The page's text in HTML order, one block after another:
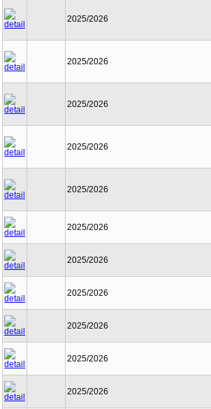
2025/2026
2025/2026
2025/2026
2025/2026
2025/2026
2025/2026
2025/2026
2025/2026
2025/2026
2025/2026
2025/2026